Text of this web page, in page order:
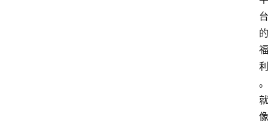
台
的
福
利
。
就
像